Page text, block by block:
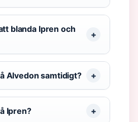
blanda Ipren och
Alvedon samtidigt?
Ipren?